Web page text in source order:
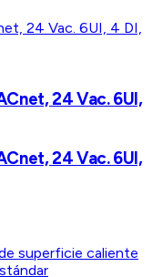
24 Vac. 6UI,
24 Vac. 6UI,